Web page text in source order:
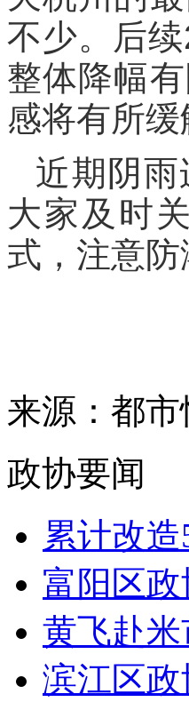
不少。后
整体降幅
感将有所缓
近期阴
大家及时
式，注意防
来源：都
政协要闻
累计改
富阳区
黄飞赴
滨江区